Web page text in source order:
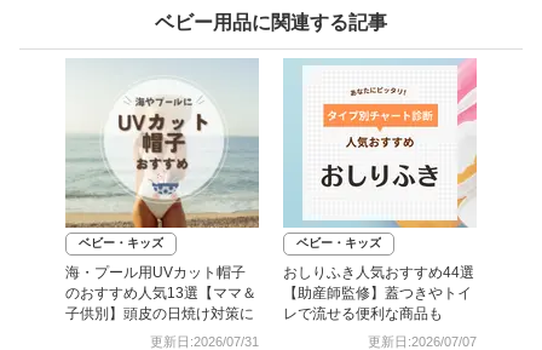
ベビー用品に関連する記事
ベビー・キッズ
海・プール用UVカット帽子
のおすすめ人気13選【ママ＆
子供別】頭皮の日焼け対策に
更新日:2026/07/31
ベビー・キッズ
おしりふき人気おすすめ44選
【助産師監修】蓋つきやトイ
レで流せる便利な商品も
更新日:2026/07/07